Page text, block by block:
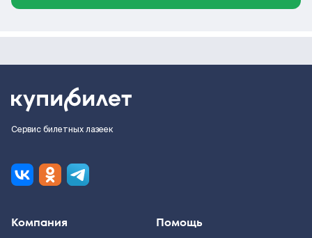
Сервис билетных лазеек
Компания Помощь